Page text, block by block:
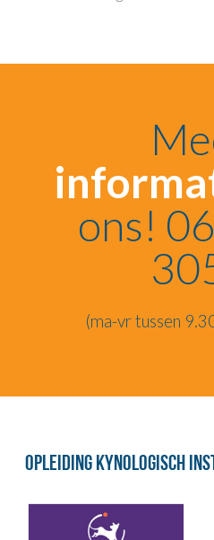
ons!
(ma-vr tussen
Opleiding Kynologisch